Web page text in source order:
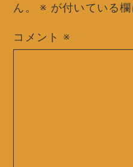
ん。
※ が付いている
コメント ※